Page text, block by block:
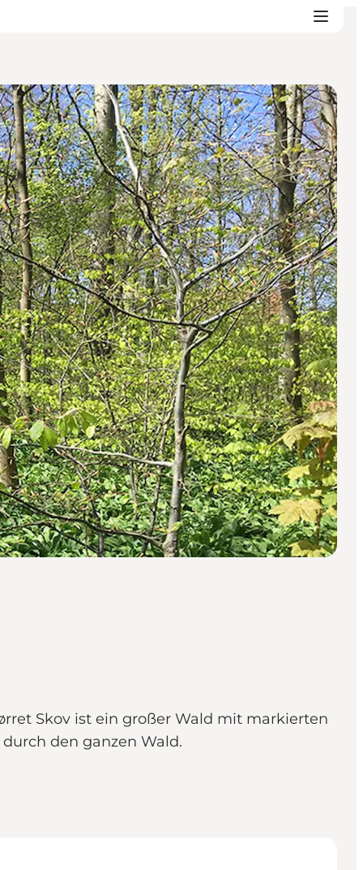
Skov ist ein großer Wald mit markierten
den ganzen Wald.